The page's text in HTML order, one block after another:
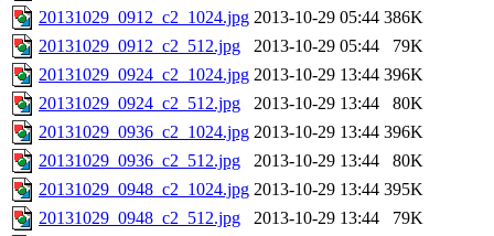
20131029_0912_c2_1024.jpg 2013-10-29 05:44 386K
20131029_0912_c2_512.jpg
2013-10-29 05:44
79K
20131029_0924_c2_1024.jpg 2013-10-29 13:44 396K
20131029_0924_c2_512.jpg
2013-10-29 13:44
80K
20131029_0936_c2_1024.jpg 2013-10-29 13:44 396K
20131029_0936_c2_512.jpg
2013-10-29 13:44
80K
20131029_0948_c2_1024.jpg 2013-10-29 13:44 395K
20131029_0948_c2_512.jpg
2013-10-29 13:44
79K